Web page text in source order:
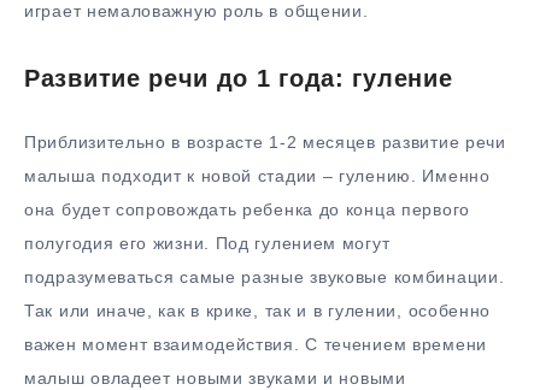
играет немаловажную роль в общении.
Развитие речи до 1 года: гуление
Приблизительно в возрасте 1-2 месяцев развитие речи
малыша подходит к новой стадии – гулению. Именно
она будет сопровождать ребенка до конца первого
полугодия его жизни. Под гулением могут
подразумеваться самые разные звуковые комбинации.
Так или иначе, как в крике, так и в гулении, особенно
важен момент взаимодействия. С течением времени
малыш овладеет новыми звуками и новыми